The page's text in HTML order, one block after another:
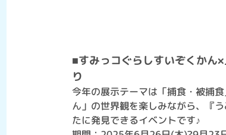
■すみっコぐらしすいぞくかん
り
今年の展示テーマは「捕食・被捕
ん」の世界観を楽しみながら、『
たに発見できるイベントです♪